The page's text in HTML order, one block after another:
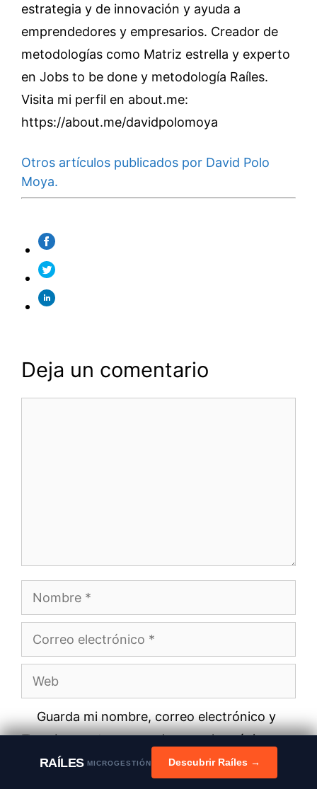
estrategia y de innovación y ayuda a
emprendedores y empresarios. Creador de
metodologías como Matriz estrella y experto
en Jobs to be done y metodología Raíles.
Visita mi perfil en about.me:
https://about.me/davidpolomoya
Otros artículos publicados por David Polo
Moya.
Deja un comentario
Nombre
Correo
electrónico
Web
Guarda mi nombre, correo electrónico y
web en este navegador para la próxima
vez que comente.
RAÍLESMICROGESTIÓN Descubrir Raíles →